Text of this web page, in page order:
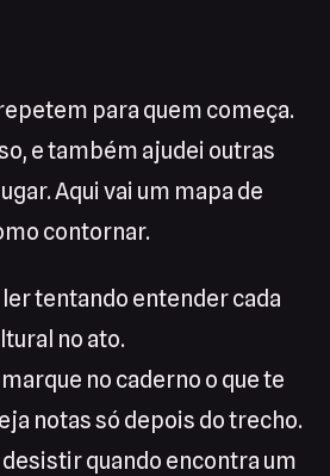
para quem começa.
e também ajudei outras
Aqui vai um mapa de
contornar.
ler tentando entender cada
no ato.
no caderno o que te
notas só depois do trecho.
desistir quando encontra um